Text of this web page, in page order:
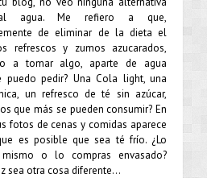
al agua. Me refiero a que,
de eliminar de la dieta el
refrescos y zumos azucarados,
a tomar algo, aparte de agua
puedo pedir? Una Cola light, una
un refresco de té sin azúcar,
que más se pueden consumir? En
fotos de cenas y comidas aparece
es posible que sea té frío. ¿Lo
o lo compras envasado?
sea otra cosa diferente…